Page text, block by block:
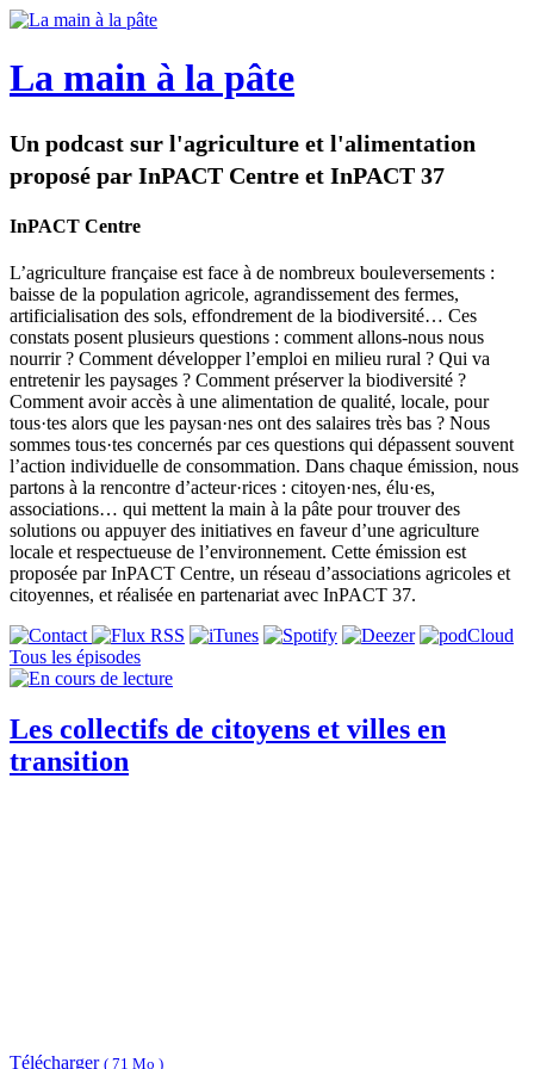
La main à la pâte
Un podcast sur l'agriculture et l'alimentation
proposé par InPACT Centre et InPACT 37
InPACT Centre
L’agriculture française est face à de nombreux bouleversements :
baisse de la population agricole, agrandissement des fermes,
artificialisation des sols, effondrement de la biodiversité… Ces
constats posent plusieurs questions : comment allons-nous nous
nourrir ? Comment développer l’emploi en milieu rural ? Qui va
entretenir les paysages ? Comment préserver la biodiversité ?
Comment avoir accès à une alimentation de qualité, locale, pour
tous·tes alors que les paysan·nes ont des salaires très bas ? Nous
sommes tous·tes concernés par ces questions qui dépassent souvent
l’action individuelle de consommation. Dans chaque émission, nous
partons à la rencontre d’acteur·rices : citoyen·nes, élu·es,
associations… qui mettent la main à la pâte pour trouver des
solutions ou appuyer des initiatives en faveur d’une agriculture
locale et respectueuse de l’environnement. Cette émission est
proposée par InPACT Centre, un réseau d’associations agricoles et
citoyennes, et réalisée en partenariat avec InPACT 37.
Tous les épisodes
Les collectifs de citoyens et villes en
transition
Télécharger ( 71 Mo )